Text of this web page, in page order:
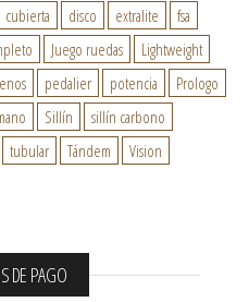
cubierta disco extralite
fsa
Juego ruedas
Lightweight
pedalier potencia
Prologo
Sillín
sillín carbono
tubular Tándem
Vision
DE PAGO